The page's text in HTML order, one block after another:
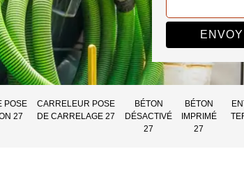
POSE
27
CARRELEUR POSE
DE CARRELAGE 27
BÉTON
DÉSACTIVÉ
27
BÉTON
IMPRIMÉ
27